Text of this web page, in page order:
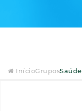
InícioGruposSaúde